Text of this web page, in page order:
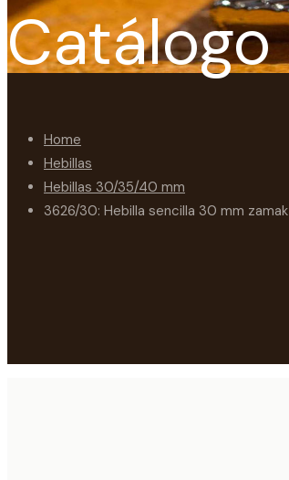
Catálogo
Home
Hebillas
Hebillas 30/35/40 mm
3626/30: Hebilla sencilla 30 mm zamak